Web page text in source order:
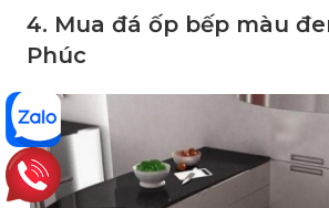
4. Mua đá ốp bếp màu
Phúc